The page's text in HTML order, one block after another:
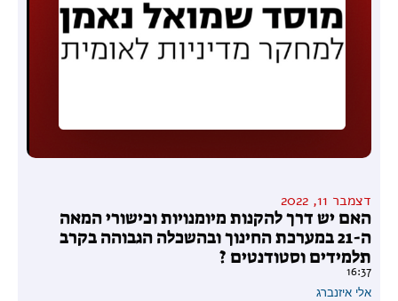
דצמבר 11, 2022
האם יש דרך להקנות מיומנויות וכישורי המאה
ה-21 במערכת החינוך ובהשכלה הגבוהה בקרב
תלמידים וסטודנטים ?
16:37
אלי איזנברג